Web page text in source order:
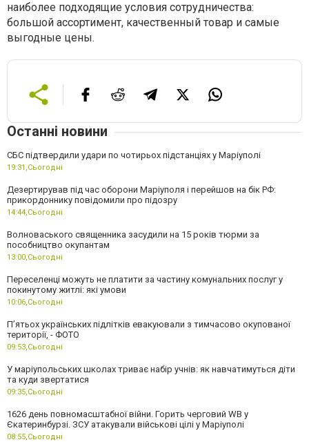
наиболее подходящие условия сотрудничества:
большой ассортимент, качественный товар и самые
выгодные цены.
Останні новини
СБС підтвердили удари по чотирьох підстанціях у Маріуполі
19:31,Сьогодні
Дезертирував під час оборони Маріуполя і перейшов на бік РФ:
прикордоннику повідомили про підозру
14:44,Сьогодні
Волноваського священника засудили на 15 років тюрми за
пособництво окупантам
13:00,Сьогодні
Переселенці можуть не платити за частину комунальних послуг у
покинутому житлі: які умови
10:06,Сьогодні
П’ятьох українських підлітків евакуювали з тимчасово окупованої
території, - ФОТО
09:53,Сьогодні
У маріупольських школах триває набір учнів: як навчатимуться діти
та куди звертатися
09:35,Сьогодні
1626 день повномасштабної війни. Горить черговий WB у
Єкатеринбурзі. ЗСУ атакували військові цілі у Маріуполі
08:55,Сьогодні